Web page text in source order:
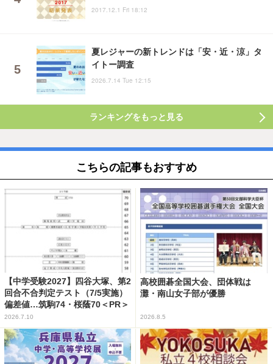
2017.12.1 Fri 18:12
夏レジャーの新トレンドは「安・近・涼」タ
イトー調査
2026.7.14 Tue 12:15
ランキングをもっと見る
こちらの記事もおすすめ
【中学受験2027】四谷大塚、第2
回合不合判定テスト（7/5実施）
偏差値…筑駒74・桜蔭70＜PR＞
2026.7.10
高校囲碁全国大会、団体戦は
灘・南山女子部が優勝
2026.8.5